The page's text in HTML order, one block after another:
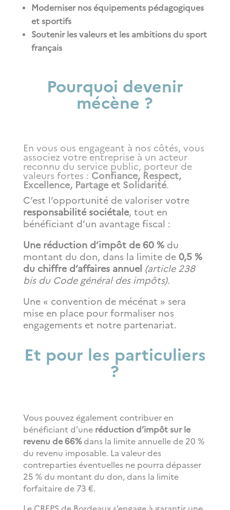
Moderniser nos équipements pédagogiques
et sportifs
Soutenir les valeurs et les ambitions du sport
français
Pourquoi devenir
mécène ?
En vous ous engageant à nos côtés, vous
associez votre entreprise à un acteur
reconnu du service public, porteur de
valeurs fortes : Confiance, Respect,
Excellence, Partage et Solidarité.
C’est l’opportunité de valoriser votre
responsabilité sociétale, tout en
bénéficiant d’un avantage fiscal :
Une réduction d’impôt de 60 %du
montant du don, dans la limite de 0,5 %
du chiffre d’affaires annuel (article 238
bis du Code général des impôts).
Une « convention de mécénat » sera
mise en place pour formaliser nos
engagements et notre partenariat.
Et pour les particuliers
?
Vous pouvez également contribuer en
bénéficiant d’une réduction d’impôt sur le
revenu de 66% dans la limite annuelle de 20 %
du revenu imposable. La valeur des
contreparties éventuelles ne pourra dépasser
25 % du montant du don, dans la limite
forfaitaire de 73 €.